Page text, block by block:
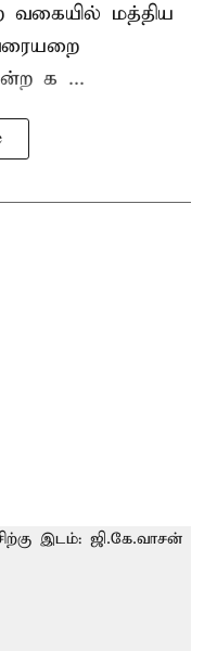
வகையில் மத்திய
க ...